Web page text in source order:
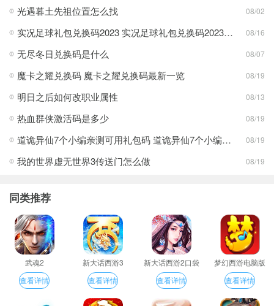
光遇暮土先祖位置怎么找 08/02
实况足球礼包兑换码2023 实况足球礼包兑换码2023最新一览 08/16
无尽冬日兑换码是什么 08/07
魔卡之耀兑换码 魔卡之耀兑换码最新一览 08/19
明日之后如何改职业属性 08/13
热血群侠激活码是多少 08/19
道诡异仙7个小编亲测可用礼包码 道诡异仙7个小编亲测可用礼包码一览 08/19
我的世界虚无世界3传送门怎么做 08/19
同类推荐
武魂2
查看详情
新大话西游3
查看详情
新大话西游2口袋
版
查看详情
梦幻西游电脑版
查看详情